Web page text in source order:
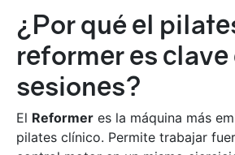
¿Por qué el
reformer es clave
sesiones?
El Reformer es la máquina más
pilates clínico. Permite trabajar